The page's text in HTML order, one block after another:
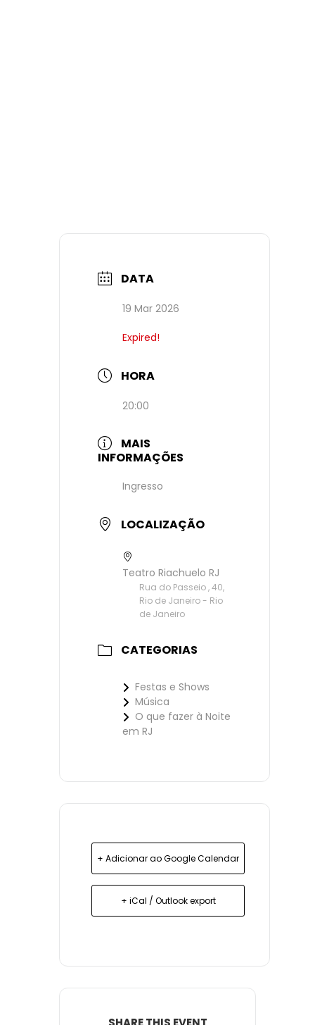
DATA
19 Mar 2026
Expired!
HORA
20:00
MAIS
INFORMAÇÕES
Ingresso
LOCALIZAÇÃO
Teatro Riachuelo RJ
Rua do Passeio , 40,
Rio de Janeiro - Rio
de Janeiro
CATEGORIAS
Festas e Shows
Música
O que fazer à Noite
em RJ
+ Adicionar ao Google Calendar
+ iCal / Outlook export